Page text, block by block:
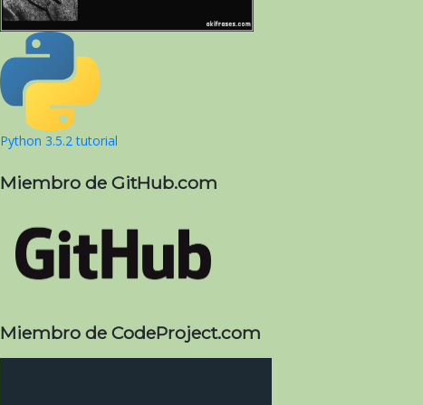
Python 3.5.2 tutorial
Miembro de GitHub.com
Miembro de CodeProject.com